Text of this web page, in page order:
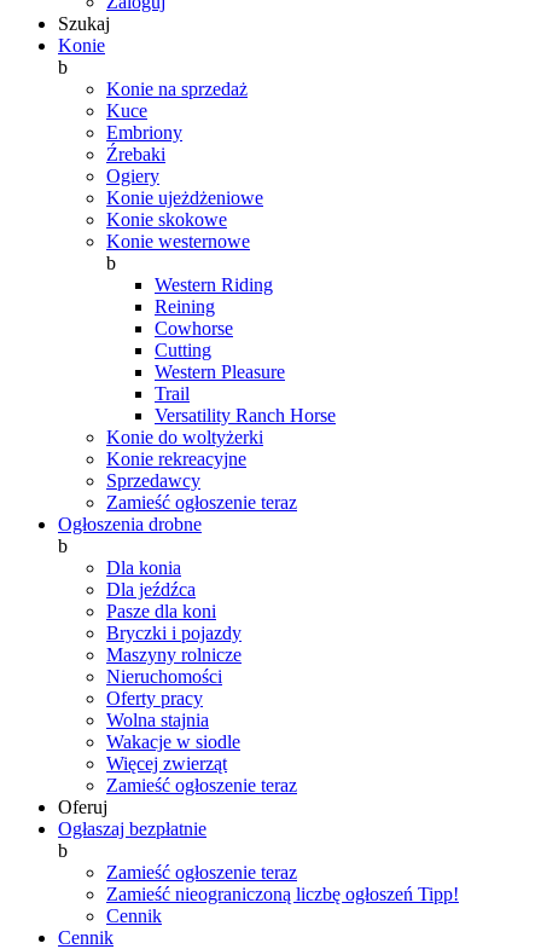
Szukaj
Konie
b
Konie na sprzedaż
Kuce
Embriony
Źrebaki
Ogiery
Konie ujeżdżeniowe
Konie skokowe
Konie westernowe
b
Western Riding
Reining
Cowhorse
Cutting
Western Pleasure
Trail
Versatility Ranch Horse
Konie do woltyżerki
Konie rekreacyjne
Sprzedawcy
Zamieść ogłoszenie teraz
Ogłoszenia drobne
b
Dla konia
Dla jeźdźca
Pasze dla koni
Bryczki i pojazdy
Maszyny rolnicze
Nieruchomości
Oferty pracy
Wolna stajnia
Wakacje w siodle
Więcej zwierząt
Zamieść ogłoszenie teraz
Oferuj
Ogłaszaj bezpłatnie
b
Zamieść ogłoszenie teraz
Zamieść nieograniczoną liczbę ogłoszeń Tipp!
Cennik
Cennik